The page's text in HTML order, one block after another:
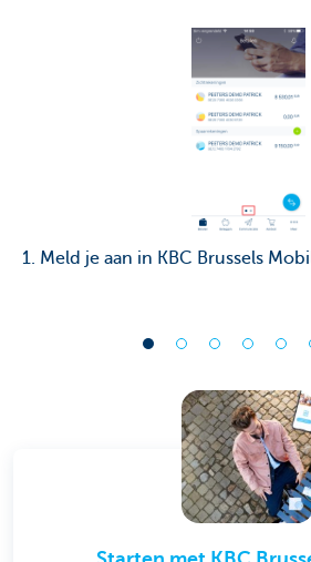
1. Meld je aan in KBC Brussels